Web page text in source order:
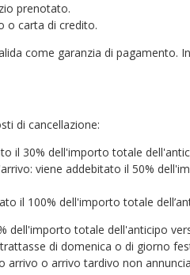
prenotato.
o carta di credito.
come garanzia di pagamento.
di cancellazione:
il 30% dell'importo totale
viene addebitato il 50%
il 100% dell'importo totale
dell'importo totale dell'anticipo
di domenica o di giorno
arrivo o arrivo tardivo non